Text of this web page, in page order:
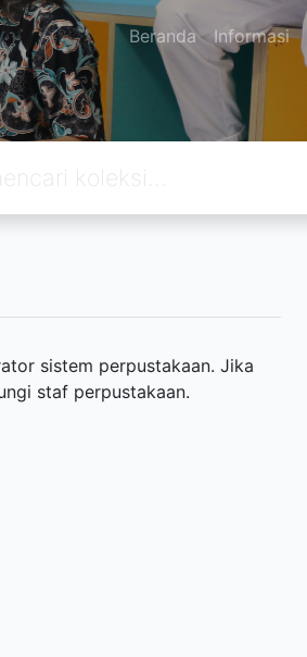
Beranda Informasi
sistem perpustakaan. Jika
staf perpustakaan.